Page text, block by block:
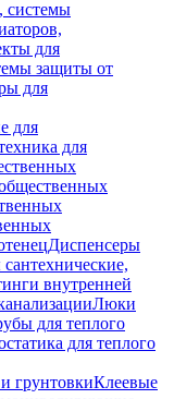
системы
для
защиты от
для
для
для
Диспенсеры
внутренней
Люки
для теплого
для теплого
грунтовкиКлеевые